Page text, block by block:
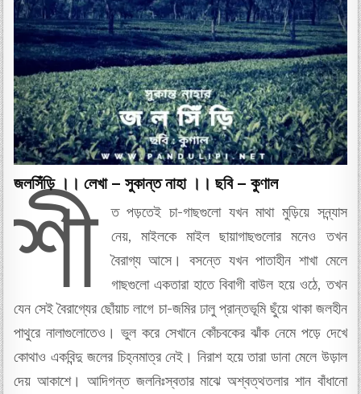
জলসিঁড়ি ।। লেখা – সুকান্ত নাহা ।। ছবি – কুণাল
শী
ত পড়তেই চা-গাছগুলো যখন মাথা মুড়িয়ে সন্ন্যাস
নেয়, মাইলকে মাইল ছায়াগাছগুলোর মনেও তখন
বৈরাগ্য আসে। বসন্তে যখন পাতাহীন শাখা মেলে
গাছগুলো একতারা হাতে বিবাগী বাউল হয়ে ওঠে, তখন
যেন সেই বৈরাগ্যের ছোঁয়াচ লাগে চা-জমির ঢালু প্রান্তভূমি ছুঁয়ে থাকা জলহীন
পাথুরে নালাগুলোতেও। ভুল করে সেখানে কোঁচবকের ঝাঁক নেমে পড়ে দেখে
কোথাও একবিন্দু জলের চিহ্নমাত্র নেই। নিরাশ হয়ে তারা ডানা মেলে উড়াল
দেয় আকাশে। আদিগন্ত জলনিঃস্বতার মাঝে অশ্বত্থতলার শান বাঁধানো